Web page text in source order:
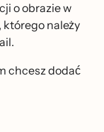
o obrazie w
którego należy
chcesz dodać